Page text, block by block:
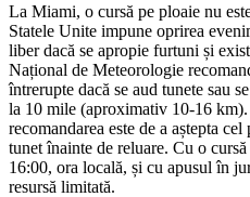
La Miami, o cursă pe ploaie nu
Statele Unite impune oprirea
liber dacă se apropie furtuni și
Național de Meteorologie
întrerupte dacă se aud tunete sau
la 10 mile (aproximativ 10-16 km).
recomandarea este de a aștepta
tunet înainte de reluare. Cu o
16:00, ora locală, și cu apusul în
resursă limitată.